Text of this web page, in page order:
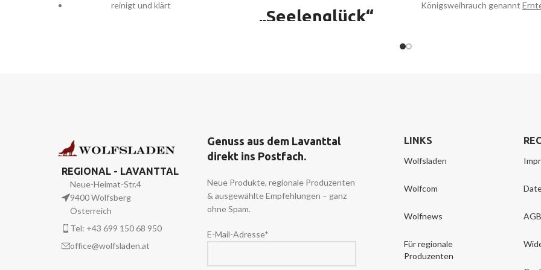
reinigt und klärt
„Seelenglück“
sanfte Inspiration • Wegbereiter für
wundervolle Herzglimmermomente und
Jahr • steht für Liebe, Herzenswärme
und Zuversicht • Komposition aus
Holunder, Rose, Ringelblume u. a. und
Königsweihrauch genannt
REGIONAL - LAVANTTAL
Neue-Heimat-Str.4
9400 Wolfsberg
Österreich
Tel: +43 699 150 68 950
office@wolfsladen.at
Genuss aus dem Lavanttal
direkt ins Postfach.
Neue Produkte, regionale Produzenten
& ausgewählte Empfehlungen – ganz
ohne Spam.
E-Mail-Adresse*
LINKS
Wolfsladen
Wolfcom
Wolfnews
Für regionale
Produzenten
AGB